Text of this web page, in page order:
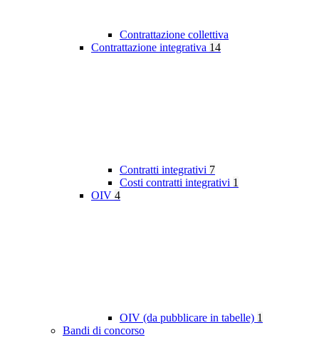
Contrattazione collettiva
Contrattazione integrativa 14
Contratti integrativi 7
Costi contratti integrativi 1
OIV 4
OIV (da pubblicare in tabelle) 1
Bandi di concorso